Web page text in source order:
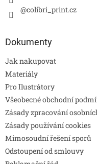
@colibri_print.cz
Dokumenty
Jak nakupovat
Materiály
Pro Ilustrátory
Všeobecné obchodní
Zásady zpracování
Zásady používání cookies
Mimosoudní řešení sporů
Odstoupení od smlouvy